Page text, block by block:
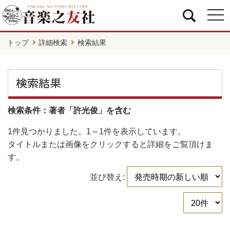
トップ 詳細検索 検索結果
検索結果
検索条件：著者「許光俊」を含む
1件見つかりました。 1～1件を表示しています。
タイトルまたは画像をクリックすると詳細をご覧頂けま
す。
並び替え: